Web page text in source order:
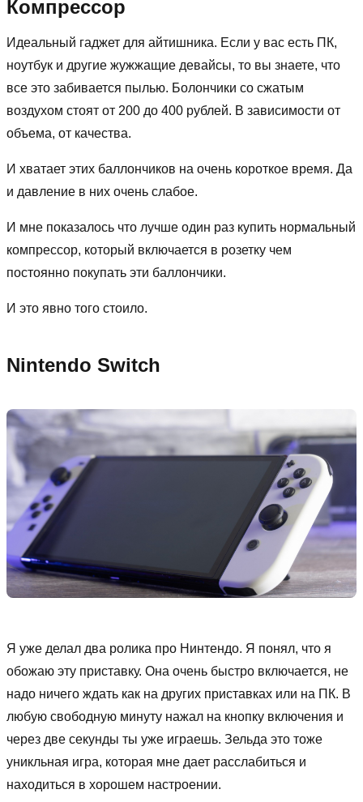
Компрессор
Идеальный гаджет для айтишника. Если у вас есть ПК,
ноутбук и другие жужжащие девайсы, то вы знаете, что
все это забивается пылью. Болончики со сжатым
воздухом стоят от 200 до 400 рублей. В зависимости от
объема, от качества.
И хватает этих баллончиков на очень короткое время. Да
и давление в них очень слабое.
И мне показалось что лучше один раз купить нормальный
компрессор, который включается в розетку чем
постоянно покупать эти баллончики.
И это явно того стоило.
Nintendo Switch
Я уже делал два ролика про Нинтендо. Я понял, что я
обожаю эту приставку. Она очень быстро включается, не
надо ничего ждать как на других приставках или на ПК. В
любую свободную минуту нажал на кнопку включения и
через две секунды ты уже играешь. Зельда это тоже
уникльная игра, которая мне дает расслабиться и
находиться в хорошем настроении.